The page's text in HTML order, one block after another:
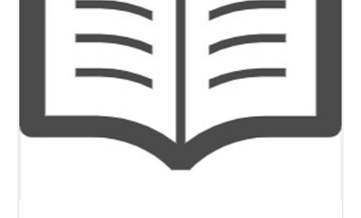
総合経済政策学科
経営学部
商学科
キャリア・マネジメント学科